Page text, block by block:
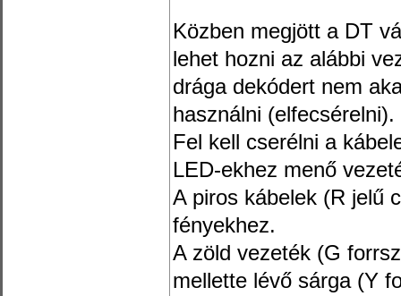
Közben megjött a DT
lehet hozni az alábbi
drága dekódert nem
használni (elfecsérelni).
Fel kell cserélni a
LED-ekhez menő
A piros kábelek (R jelű
fényekhez.
A zöld vezeték (G
mellette lévő sárga (Y